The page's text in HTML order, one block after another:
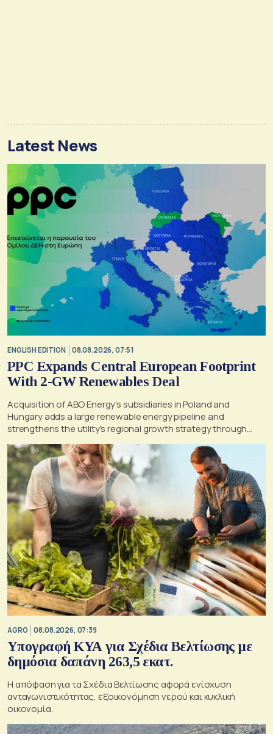
Latest News
ENGLISH EDITION 08.08.2026, 07:51
PPC Expands Central European Footprint
With 2-GW Renewables Deal
Acquisition of ABO Energy's subsidiaries in Poland and
Hungary adds a large renewable energy pipeline and
strengthens the utility's regional growth strategy through
AGRO 08.08.2026, 07:39
Υπογραφή ΚΥΑ για Σχέδια Βελτίωσης με
δημόσια δαπάνη 263,5 εκατ.
Η απόφαση για τα Σχέδια Βελτίωσης αφορά ενίσχυση
ανταγωνιστικότητας, εξοικονόμηση νερού και κυκλική
οικονομία.